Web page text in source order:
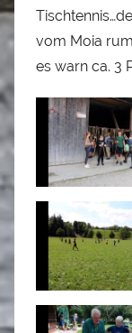
vom Moia
es warn ca. 3